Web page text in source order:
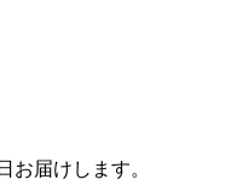
お届けします。